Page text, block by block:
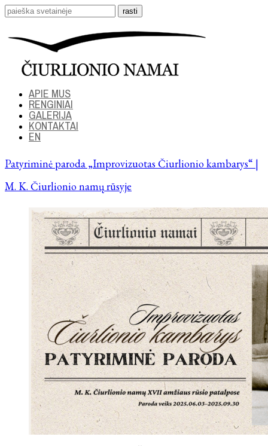
APIE MUS
RENGINIAI
GALERIJA
KONTAKTAI
EN
Patyriminė paroda „Improvizuotas Čiurlionio kambarys“ |
M. K. Čiurlionio namų rūsyje